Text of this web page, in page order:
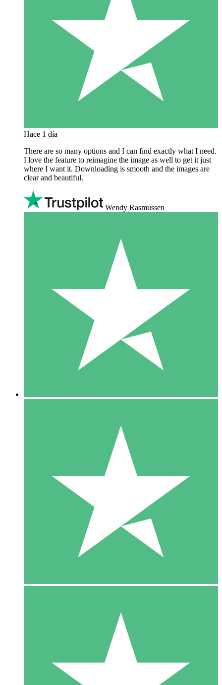
Hace 1 día
There are so many options and I can find exactly what I need.
I love the feature to reimagine the image as well to get it just
where I want it. Downloading is smooth and the images are
clear and beautiful.
Wendy Rasmussen